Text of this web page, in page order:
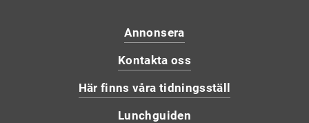
Annonsera
Kontakta oss
Här finns våra tidningsställ
Lunchguiden